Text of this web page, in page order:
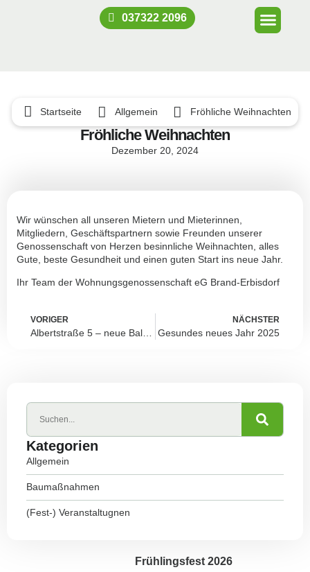
037322 2096
Startseite Allgemein Fröhliche Weihnachten
Fröhliche Weihnachten
Dezember 20, 2024
Wir wünschen all unseren Mietern und Mieterinnen,
Mitgliedern, Geschäftspartnern sowie Freunden unserer
Genossenschaft von Herzen besinnliche Weihnachten, alles
Gute, beste Gesundheit und einen guten Start ins neue Jahr.
Ihr Team der Wohnungsgenossenschaft eG Brand-Erbisdorf
VORIGER NÄCHSTER
Gesundes neues Jahr 2025
Kategorien
Allgemein
Baumaßnahmen
(Fest-) Veranstaltugnen
Frühlingsfest 2026